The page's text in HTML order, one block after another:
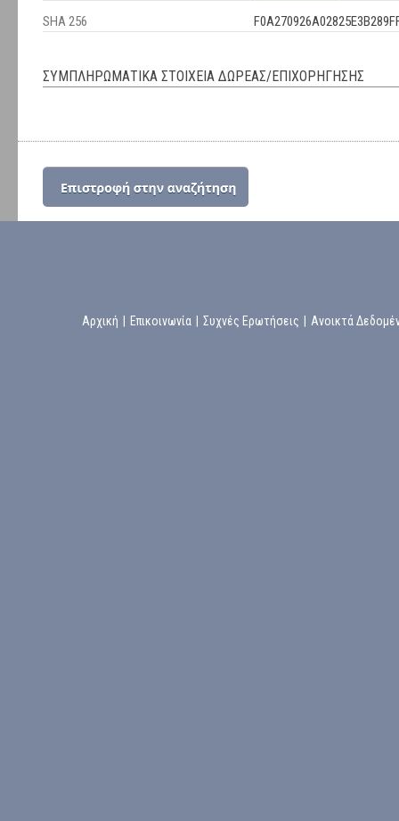
SHA 256
ΣΥΜΠΛΗΡΩΜΑΤΙΚΑ ΣΤΟΙΧΕΙΑ ΔΩΡΕΑΣ/ΕΠΙΧΟΡΗΓΗΣΗΣ
Αρχική Επικοινωνία Συχνές Ερωτήσεις Ανοικτά